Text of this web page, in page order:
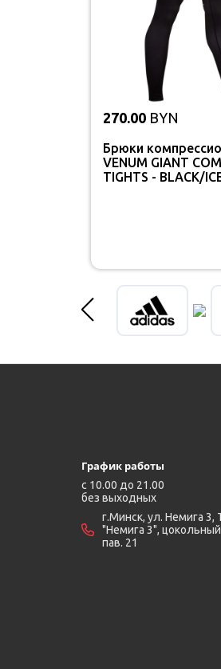
270.00 BYN
Брюки
VENUM GIANT
TIGHTS - BLACK/
График работы
c 10.00 до 21.00
без выходных
г.Минск, ул. Немига 3,
"Немига 3",
пав. 21